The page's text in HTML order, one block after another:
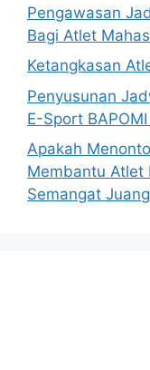
Pengawasan
Bagi Atlet
Ketangkasan
Penyusunan
E-Sport
Apakah
Membantu Atlet
Semangat